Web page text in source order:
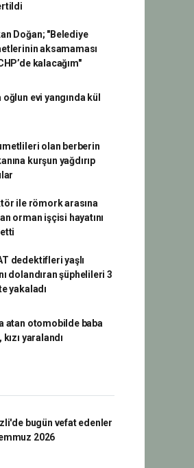
Doğan; "Belediye
aksamaması
kalacağım"
oğlun evi yangında kül
olan berberin
kurşun yağdırıp
ile römork arasına
orman işçisi hayatını
dedektifleri yaşlı
dolandıran şüphelileri 3
yakaladı
atan otomobilde baba
yaralandı
bugün vefat edenler
2026